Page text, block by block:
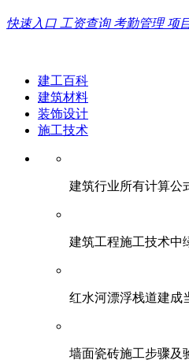
快速入口 工资查询 考勤管理 项
建工百科
建筑材料
装饰设计
施工技术
建筑行业所有计算公
建筑工程施工技术中
红水河漂浮栈道建成
墙面瓷砖施工步骤及